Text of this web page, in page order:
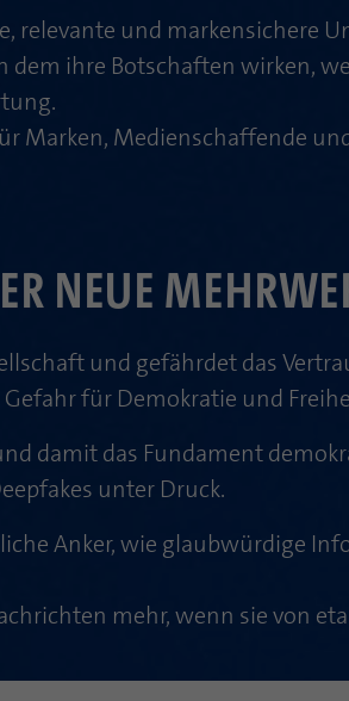
relevante und markensichere
dem ihre Botschaften wirken,
Marken, Medienschaffende
NEUE
und gefährdet das
für Demokratie und
damit das Fundament
unter Druck.
Anker, wie glaubwürdige
mehr, wenn sie von
Laufzeit 1 Jahr
Cookie von AT